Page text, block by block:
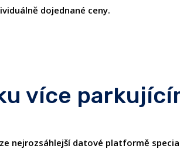
dojednané ceny.
více
nejrozsáhlejší datové platformě